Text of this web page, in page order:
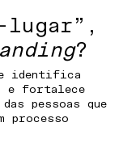
lugar”,
?
identifica
e fortalece
pessoas que
processo